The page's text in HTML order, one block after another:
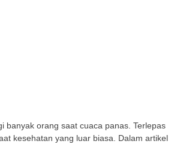
banyak orang saat cuaca panas. Terlepas
kesehatan yang luar biasa. Dalam artikel